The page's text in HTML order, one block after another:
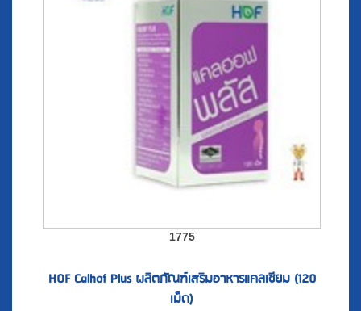
1775
HOF Calhof Plus ผลิตภัณฑ์เสริมอาหารแคลเซียม (120
เม็ด)